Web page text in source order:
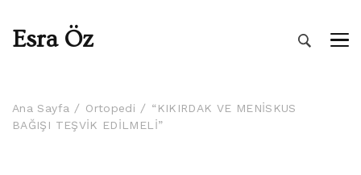
Esra Öz
Ana Sayfa Ortopedi
“KIKIRDAK VE MENİSKUS
BAĞIŞI TEŞVİK EDİLMELİ”